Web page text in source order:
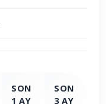
SON
1 AY
SON
3 AY